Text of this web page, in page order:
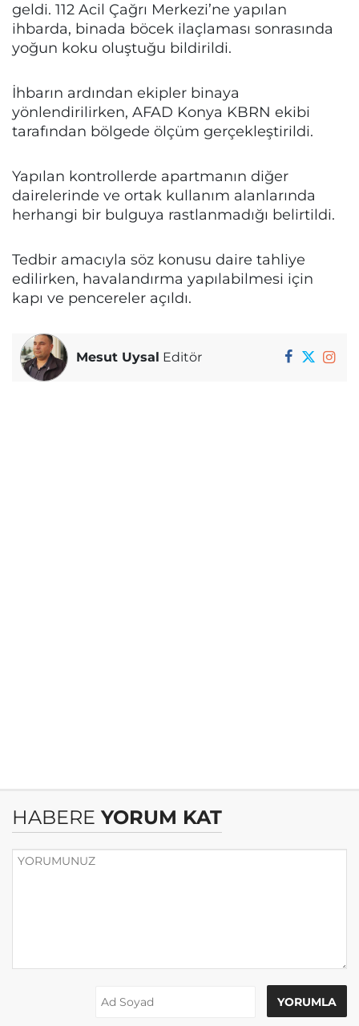
geldi. 112 Acil Çağrı Merkezi’ne yapılan
ihbarda, binada böcek ilaçlaması sonrasında
yoğun koku oluştuğu bildirildi.
İhbarın ardından ekipler binaya
yönlendirilirken, AFAD Konya KBRN ekibi
tarafından bölgede ölçüm gerçekleştirildi.
Yapılan kontrollerde apartmanın diğer
dairelerinde ve ortak kullanım alanlarında
herhangi bir bulguya rastlanmadığı belirtildi.
Tedbir amacıyla söz konusu daire tahliye
edilirken, havalandırma yapılabilmesi için
kapı ve pencereler açıldı.
Mesut Uysal Editör
HABERE YORUM KAT